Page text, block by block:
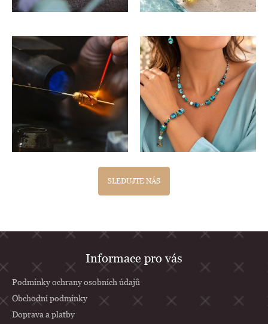
SLEDUJTE NÁS
á
a
Informace pro vás
Podmínky ochrany osobních údajů
Obchodní podmínky
Doprava a platby